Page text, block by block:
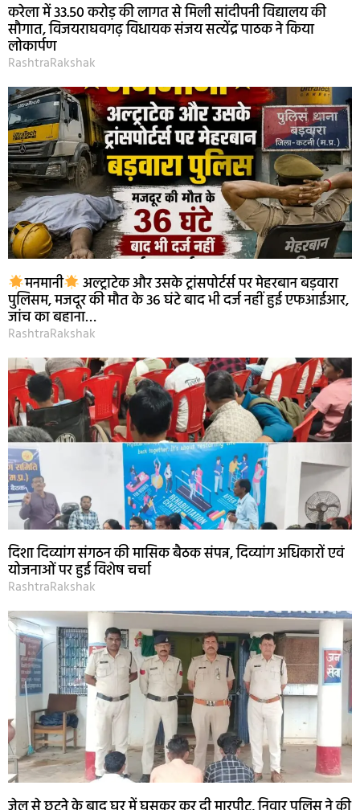
करेला में 33.50 करोड़ की लागत से मिली सांदीपनी विद्यालय की
सौगात, विजयराघवगढ़ विधायक संजय सत्येंद्र पाठक ने किया
लोकार्पण
RashtraRakshak
मनमानी अल्ट्राटेक और उसके ट्रांसपोर्टर्स पर मेहरबान बड़वारा
पुलिसम, मजदूर की मौत के 36 घंटे बाद भी दर्ज नहीं हुई एफआईआर,
जांच का बहाना…
RashtraRakshak
दिशा दिव्यांग संगठन की मासिक बैठक संपन्न, दिव्यांग अधिकारों एवं
योजनाओं पर हुई विशेष चर्चा
RashtraRakshak